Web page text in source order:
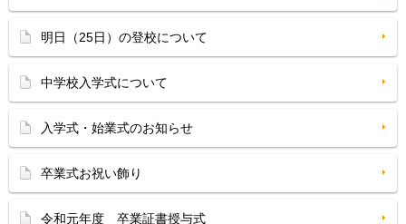
明日（25日）の登校について
中学校入学式について
入学式・始業式のお知らせ
卒業式お祝い飾り
令和元年度 卒業証書授与式